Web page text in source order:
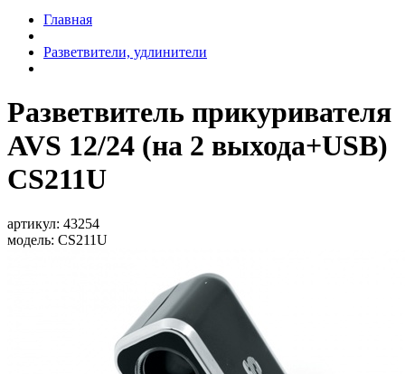
Главная
Разветвители, удлинители
Разветвитель прикуривателя
AVS 12/24 (на 2 выхода+USB)
CS211U
артикул: 43254
модель: CS211U